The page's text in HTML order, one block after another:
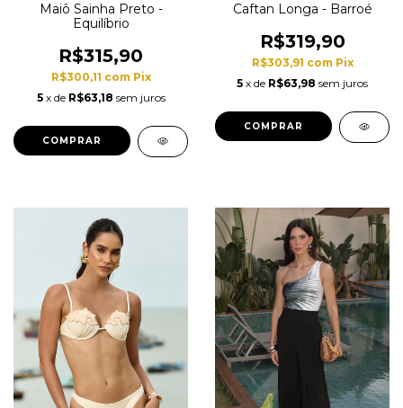
Maiô Sainha Preto -
Equilíbrio
R$315,90
R$300,11 com Pix
5 x de R$63,18 sem juros
COMPRAR
Caftan Longa - Barroé
R$319,90
R$303,91 com Pix
5 x de R$63,98 sem juros
COMPRAR